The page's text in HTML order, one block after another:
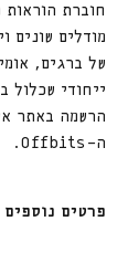
מודלים שונים
של ברגים,
ייחודי
הרשמה באתר
ה-Offbits.
פרטים נוספים